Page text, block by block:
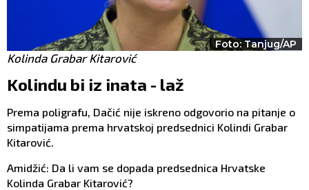
Foto: Tanjug/AP
Kolinda Grabar Kitarović
Kolindu bi iz inata - laž
Prema poligrafu, Dačić nije iskreno odgovorio na pitanje o
simpatijama prema hrvatskoj predsednici Kolindi Grabar
Kitarović.
Amidžić: Da li vam se dopada predsednica Hrvatske
Kolinda Grabar Kitarović?